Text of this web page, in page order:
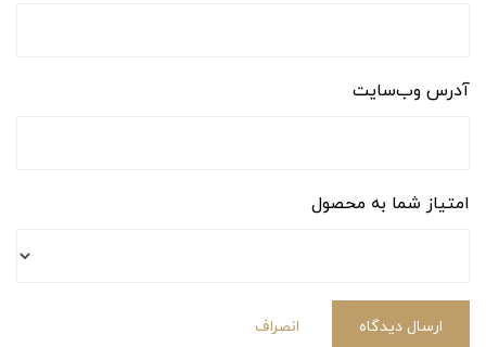
آدرس وب‌سایت
امتیاز شما به محصول
ارسال دیدگاه انصراف